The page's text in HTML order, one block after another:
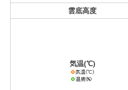
雲底高度
気温(℃)